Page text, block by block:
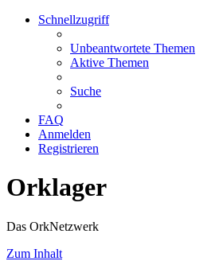
Schnellzugriff
Unbeantwortete Themen
Aktive Themen
Suche
FAQ
Anmelden
Registrieren
Orklager
Das OrkNetzwerk
Zum Inhalt